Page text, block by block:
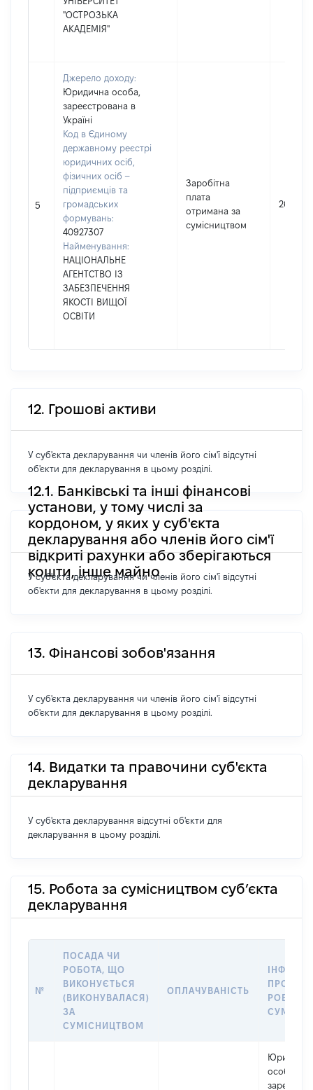
"ОСТРОЗЬКА
АКАДЕМІЯ"
5
Джерело доходу:
Юридична особа,
зареєстрована в
Україні
Код в Єдиному
державному реєстрі
юридичних осіб,
фізичних осіб –
підприємців та
громадських
формувань:
40927307
Найменування:
НАЦІОНАЛЬНЕ
АГЕНТСТВО ІЗ
ЗАБЕЗПЕЧЕННЯ
ЯКОСТІ ВИЩОЇ
ОСВІТИ
Заробітна
плата
отримана за
сумісництвом
26905
12. Грошові активи
У суб'єкта декларування чи членів його сім'ї відсутні
об'єкти для декларування в цьому розділі.
12.1. Банківські та інші фінансові
установи, у тому числі за
кордоном, у яких у суб'єкта
декларування або членів його сім'ї
відкриті рахунки або зберігаються
кошти, інше майно
У суб'єкта декларування чи членів його сім'ї відсутні
об'єкти для декларування в цьому розділі.
13. Фінансові зобов'язання
У суб'єкта декларування чи членів його сім'ї відсутні
об'єкти для декларування в цьому розділі.
14. Видатки та правочини суб'єкта
декларування
У суб'єкта декларування відсутні об'єкти для
декларування в цьому розділі.
15. Робота за сумісництвом суб’єкта
декларування
№
ПОСАДА ЧИ
РОБОТА, ЩО
ВИКОНУЄТЬСЯ
(ВИКОНУВАЛАСЯ)
ЗА
СУМІСНИЦТВОМ
ОПЛАЧУВАНІСТЬ
ПРО
РОБОТИ
Юридична
особа,